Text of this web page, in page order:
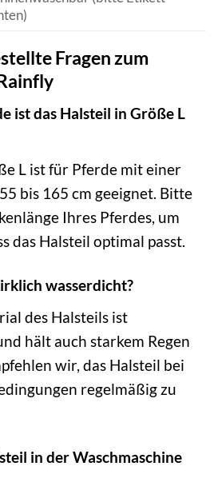
Fragen zum
ist das Halsteil in Größe L
L ist für Pferde mit einer
bis 165 cm geeignet. Bitte
Ihres Pferdes, um
das Halsteil optimal passt.
wasserdicht?
des Halsteils ist
hält auch starkem Regen
wir, das Halsteil bei
regelmäßig zu
in der Waschmaschine